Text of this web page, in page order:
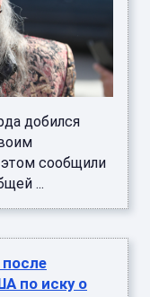
добился
сообщили
...
после
по иску о